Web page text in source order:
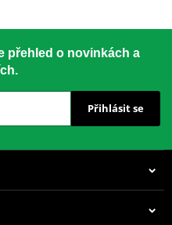
přehled o novinkách a
Přihlásit se